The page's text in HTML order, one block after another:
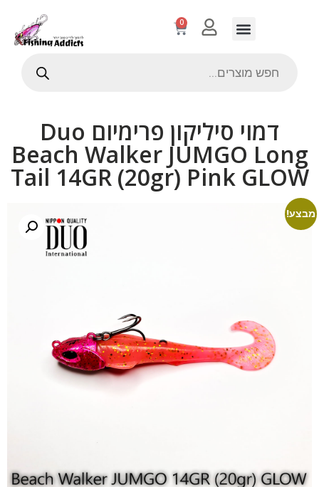
0
דמוי סיליקון פרימיום Duo
Beach Walker JUMGO Long
Tail 14GR (20gr) Pink GLOW
מבצע!